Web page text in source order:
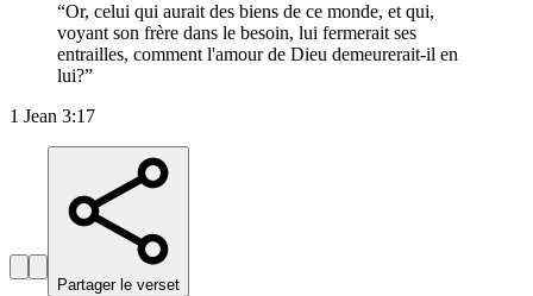
“Or, celui qui aurait des biens de ce monde, et qui,
voyant son frère dans le besoin, lui fermerait ses
entrailles, comment l'amour de Dieu demeurerait-il en
lui?”
1 Jean 3:17
Partager le verset